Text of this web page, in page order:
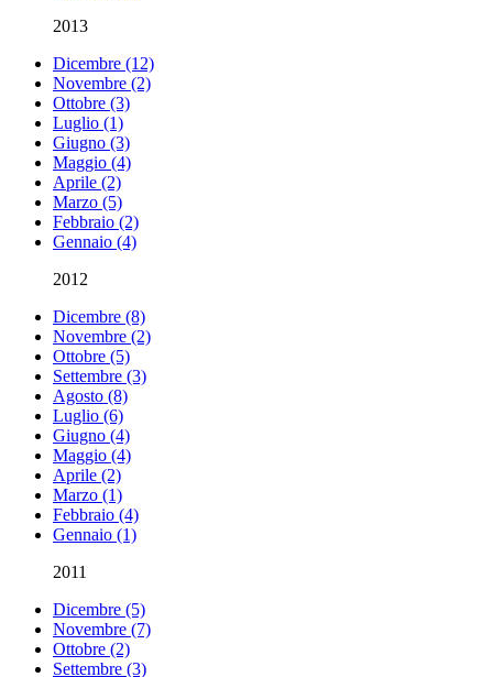
2013
Dicembre (12)
Novembre (2)
Ottobre (3)
Luglio (1)
Giugno (3)
Maggio (4)
Aprile (2)
Marzo (5)
Febbraio (2)
Gennaio (4)
2012
Dicembre (8)
Novembre (2)
Ottobre (5)
Settembre (3)
Agosto (8)
Luglio (6)
Giugno (4)
Maggio (4)
Aprile (2)
Marzo (1)
Febbraio (4)
Gennaio (1)
2011
Dicembre (5)
Novembre (7)
Ottobre (2)
Settembre (3)